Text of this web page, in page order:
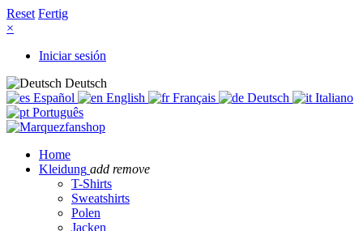
Reset Fertig
×
Iniciar sesión
Deutsch
Español
English Français Deutsch
Italiano
Português
Home
Kleidung add remove
T-Shirts
Sweatshirts
Polen
Jacken